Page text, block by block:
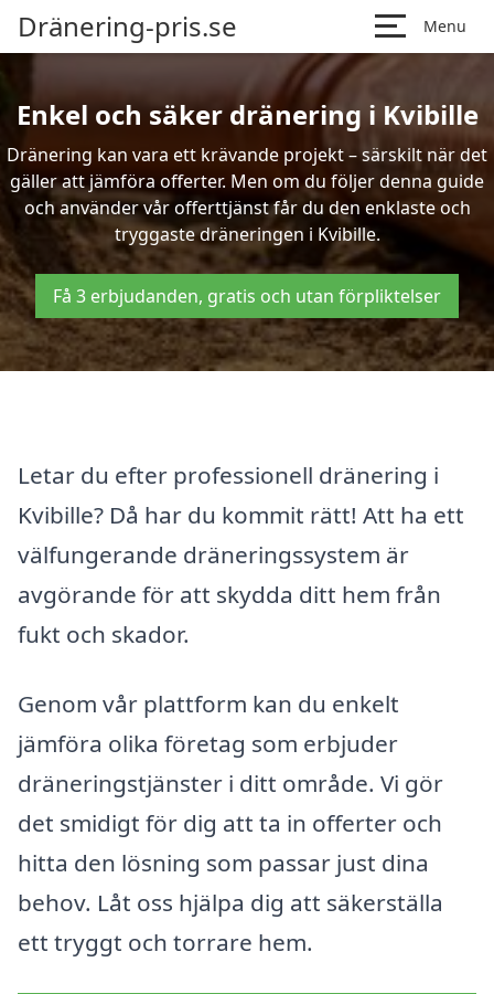
Dränering-pris.se Menu
Enkel och säker dränering i Kvibille
Dränering kan vara ett krävande projekt – särskilt när det
gäller att jämföra offerter. Men om du följer denna guide
och använder vår offerttjänst får du den enklaste och
tryggaste dräneringen i Kvibille.
Få 3 erbjudanden, gratis och utan förpliktelser
Letar du efter professionell dränering i
Kvibille? Då har du kommit rätt! Att ha ett
välfungerande dräneringssystem är
avgörande för att skydda ditt hem från
fukt och skador.
Genom vår plattform kan du enkelt
jämföra olika företag som erbjuder
dräneringstjänster i ditt område. Vi gör
det smidigt för dig att ta in offerter och
hitta den lösning som passar just dina
behov. Låt oss hjälpa dig att säkerställa
ett tryggt och torrare hem.